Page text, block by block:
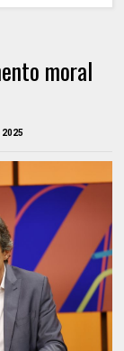
moral
2025